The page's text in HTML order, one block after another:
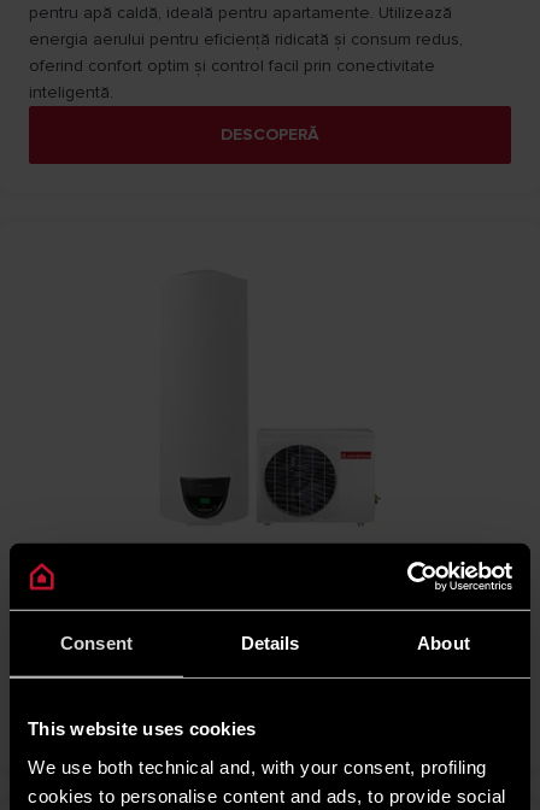
Consent Details About
This website uses cookies
We use both technical and, with your consent, profiling
cookies to personalise content and ads, to provide social
pentru apă caldă, ideală pentru apartamente. Utilizează
energia aerului pentru eficiență ridicată și consum redus,
oferind confort optim și control facil prin conectivitate
inteligentă.
DESCOPERĂ
Nuos Split Inverter Wi-Fi WH
Pompa de căldură Ariston Nuos Split Inverter Wi‑Fi WH este o
soluție eficientă pentru apă caldă, cu montaj pe perete.
Tehnologia inverter optimizează consumul, iar sistemul split
asigură performanță ridicată și funcționare stabilă.